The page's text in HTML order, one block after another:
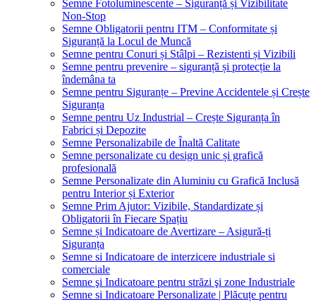
Semne Fotoluminescente – Siguranță și Vizibilitate
Non-Stop
Semne Obligatorii pentru ITM – Conformitate și
Siguranță la Locul de Muncă
Semne pentru Conuri și Stâlpi – Rezistenti și Vizibili
Semne pentru prevenire – siguranță și protecție la
îndemâna ta
Semne pentru Siguranțe – Previne Accidentele și Crește
Siguranța
Semne pentru Uz Industrial – Crește Siguranța în
Fabrici și Depozite
Semne Personalizabile de Înaltă Calitate
Semne personalizate cu design unic și grafică
profesională
Semne Personalizate din Aluminiu cu Grafică Inclusă
pentru Interior și Exterior
Semne Prim Ajutor: Vizibile, Standardizate și
Obligatorii în Fiecare Spațiu
Semne și Indicatoare de Avertizare – Asigură-ți
Siguranța
Semne si Indicatoare de interzicere industriale si
comerciale
Semne şi Indicatoare pentru străzi şi zone Industriale
Semne si Indicatoare Personalizate | Plăcuțe pentru